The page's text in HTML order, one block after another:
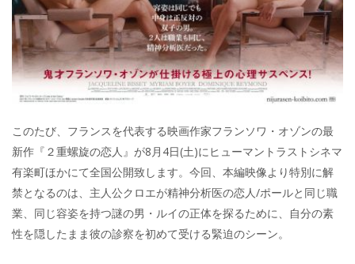
このたび、フランスを代表する映画作家フランソワ・オゾンの最
新作『２重螺旋の恋人』が8月4日(土)にヒューマントラストシネマ
有楽町ほかにて全国公開致します。今回、本編映像より特別に解
禁となるのは、主人公クロエが精神分析医の恋人/ポールと同じ職
業、同じ容姿を持つ謎の男・ルイの正体を探るために、自分の素
性を隠したまま彼の診察を初めて受ける緊迫のシーン。